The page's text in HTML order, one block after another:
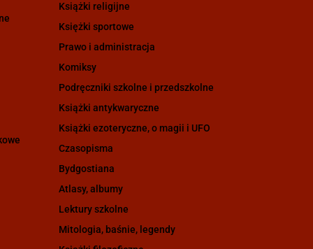
Książki religijne
Księżki sportowe
Prawo i administracja
Komiksy
Podręczniki szkolne i przedszkolne
Książki antykwaryczne
Książki ezoteryczne, o magii i UFO
Czasopisma
Bydgostiana
Atlasy, albumy
Lektury szkolne
Mitologia, baśnie, legendy